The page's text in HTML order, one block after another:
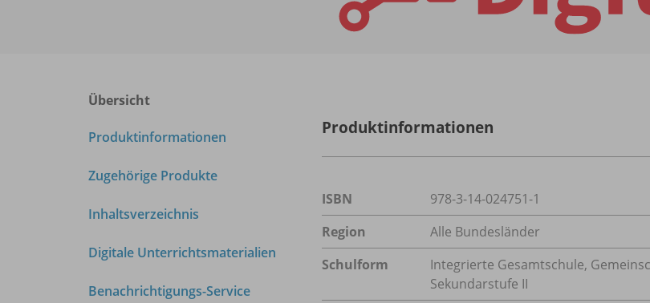
Übersicht
Produktinformationen
Zugehörige Produkte
Inhaltsverzeichnis
Digitale Unterrichtsmaterialien
Benachrichtigungs-Service
Produktinformationen
ISBN
978-3-14-024751-1
Region
Alle Bundesländer
Schulform
Integrierte Gesamtschule,
Sekundarstufe II